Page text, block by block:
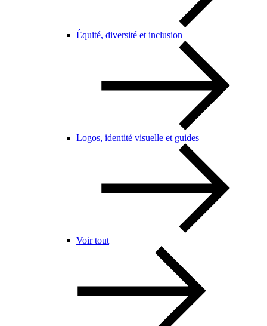
Équité, diversité et inclusion
Logos, identité visuelle et guides
Voir tout